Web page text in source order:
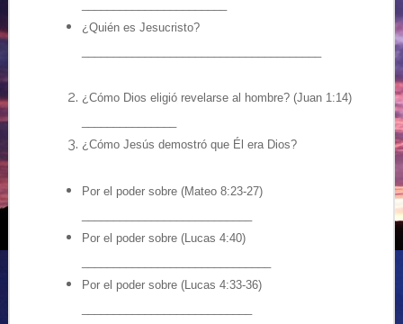
¿Quién es Jesucristo?
¿Cómo Dios eligió revelarse al hombre? (Juan 1:14)
¿Cómo Jesús demostró que Él era Dios?
Por el poder sobre (Mateo 8:23-27)
Por el poder sobre (Lucas 4:40)
Por el poder sobre (Lucas 4:33-36)